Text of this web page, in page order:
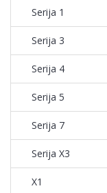
Serija 1
Serija 3
Serija 4
Serija 5
Serija 7
Serija X3
X1